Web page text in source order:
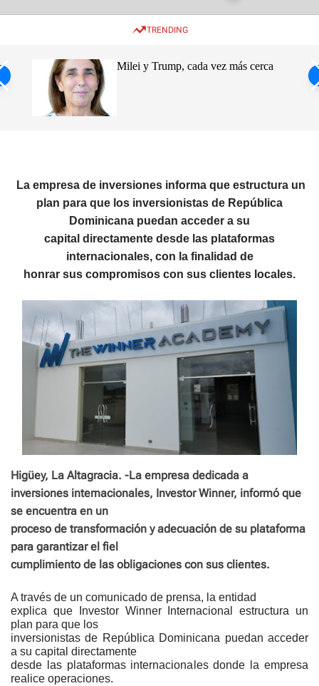
c
TRENDING
de
Milei y Trump, cada vez más cerca
La empresa de inversiones informa que estructura un
plan para que los inversionistas de República
Dominicana puedan acceder a su
capital directamente desde las plataformas
internacionales, con la finalidad de
honrar sus compromisos con sus clientes locales.
Higüey, La Altagracia. -La empresa dedicada a
inversiones internacionales, Investor Winner, informó que
se encuentra en un
proceso de transformación y adecuación de su plataforma
para garantizar el fiel
cumplimiento de las obligaciones con sus clientes.
A través de un comunicado de prensa, la entidad
explica que Investor Winner Internacional estructura un
plan para que los
inversionistas de República Dominicana puedan acceder
a su capital directamente
desde las plataformas internacionales donde la empresa
realice operaciones.